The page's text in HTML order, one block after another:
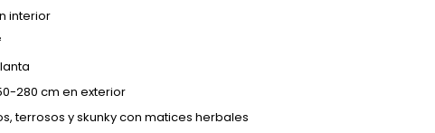
interior
280 cm en exterior
terrosos y skunky con matices herbales